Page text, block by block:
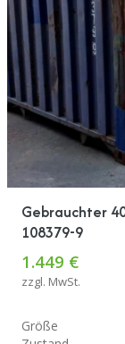
Gebrauchter
108379-9
1.449 €
zzgl. MwSt.
Größe